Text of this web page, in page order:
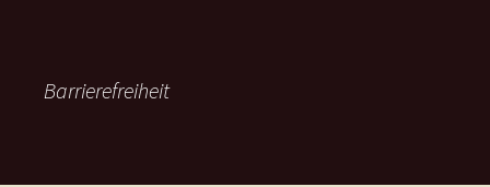
Barrierefreiheit